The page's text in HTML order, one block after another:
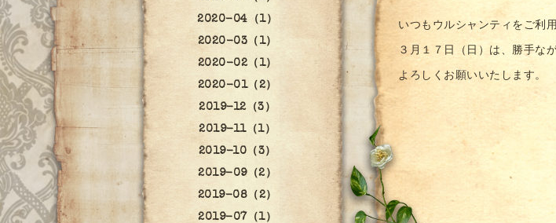
いつもウルシャンティをご利
３月１７日（日）は、勝手な
よろしくお願いいたします。
2020-04（1）
2020-03（1）
2020-02（1）
2020-01（2）
2019-12（3）
2019-11（1）
2019-10（3）
2019-09（2）
2019-08（2）
2019-07（1）